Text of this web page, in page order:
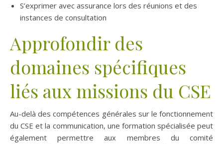
S’exprimer avec assurance lors des réunions et des
instances de consultation
Approfondir des
domaines spécifiques
liés aux missions du CSE
Au-delà des compétences générales sur le fonctionnement
du CSE et la communication, une formation spécialisée peut
également permettre aux membres du comité